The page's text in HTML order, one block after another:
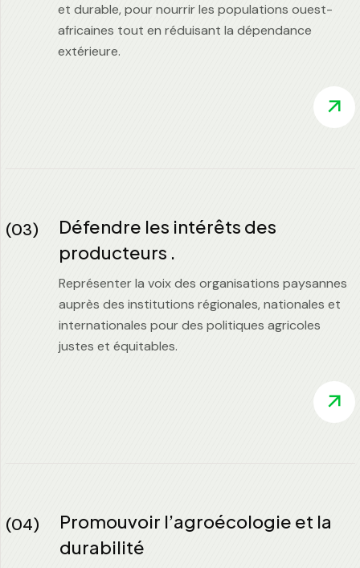
et durable, pour nourrir les populations ouest-
africaines tout en réduisant la dépendance
extérieure.
(03)
Défendre les intérêts des
producteurs .
Représenter la voix des organisations paysannes
auprès des institutions régionales, nationales et
internationales pour des politiques agricoles
justes et équitables.
(04)
Promouvoir l’agroécologie et la
durabilité